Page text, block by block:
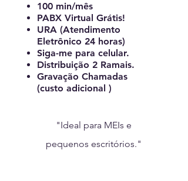
100 min/mês
PABX Virtual Grátis!
URA (Atendimento
Eletrônico 24 horas)
Siga-me para celular.
Distribuição 2 Ramais.
Gravação Chamadas
(custo adicional )
"Ideal para MEIs e
pequenos escritórios."